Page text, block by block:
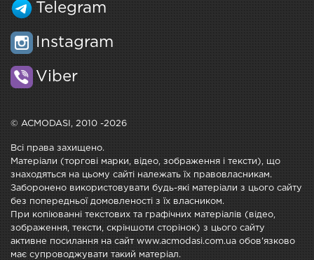
Telegram
Instagram
Viber
© ACMODASI, 2010 -2026
Всі права захищено.
Матеріали (торгові марки, відео, зображення і тексти), що
знаходяться на цьому сайті належать їх правовласникам.
Заборонено використовувати будь-які матеріали з цього сайту
без попередньої домовленості з їх власником.
При копіюванні текстових та графічних матеріалів (відео,
зображення, тексти, скріншоти сторінок) з цього сайту
активне посилання на сайт www.acmodasi.com.ua обов'язково
має супроводжувати такий матеріал.